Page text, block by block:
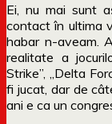
Ei, nu mai sunt
contact în ultima
habar n-aveam.
realitate a
Strike”, „Delta
fi jucat, dar de
ani e ca un